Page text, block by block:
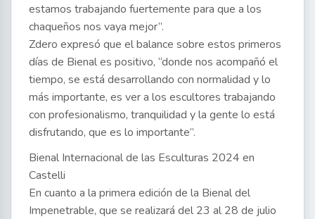
estamos trabajando fuertemente para que a los
chaqueños nos vaya mejor”.
Zdero expresó que el balance sobre estos primeros
días de Bienal es positivo, “donde nos acompañó el
tiempo, se está desarrollando con normalidad y lo
más importante, es ver a los escultores trabajando
con profesionalismo, tranquilidad y la gente lo está
disfrutando, que es lo importante”.
Bienal Internacional de las Esculturas 2024 en
Castelli
En cuanto a la primera edición de la Bienal del
Impenetrable, que se realizará del 23 al 28 de julio